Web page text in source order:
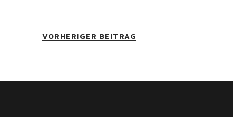
VORHERIGER BEITRAG